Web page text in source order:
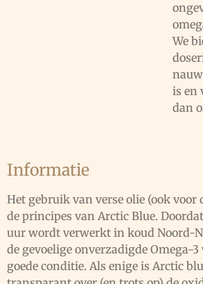
We
is en
dan
Informatie
Het gebruik van verse olie (ook voor
de principes van Arctic Blue.
uur wordt verwerkt in koud Noord-
de gevoelige onverzadigde Omega-
goede conditie. Als enige is Arctic